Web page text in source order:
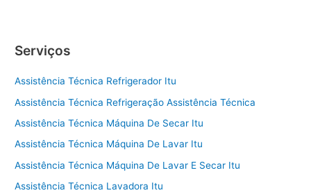
Serviços
Assistência Técnica Refrigerador Itu
Assistência Técnica Refrigeração Assistência Técnica
Assistência Técnica Máquina De Secar Itu
Assistência Técnica Máquina De Lavar Itu
Assistência Técnica Máquina De Lavar E Secar Itu
Assistência Técnica Lavadora Itu